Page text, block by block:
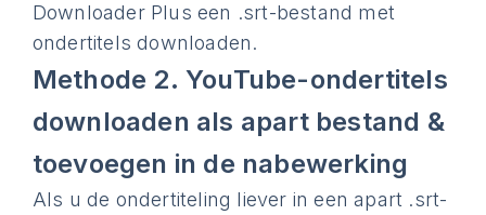
Downloader Plus een .srt-bestand met
ondertitels downloaden.
Methode 2. YouTube-ondertitels
downloaden als apart bestand &
toevoegen in de nabewerking
Als u de ondertiteling liever in een apart .srt-